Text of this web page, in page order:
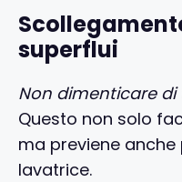
superflui
Non dimenticare di
Questo non solo
ma previene
lavatrice.